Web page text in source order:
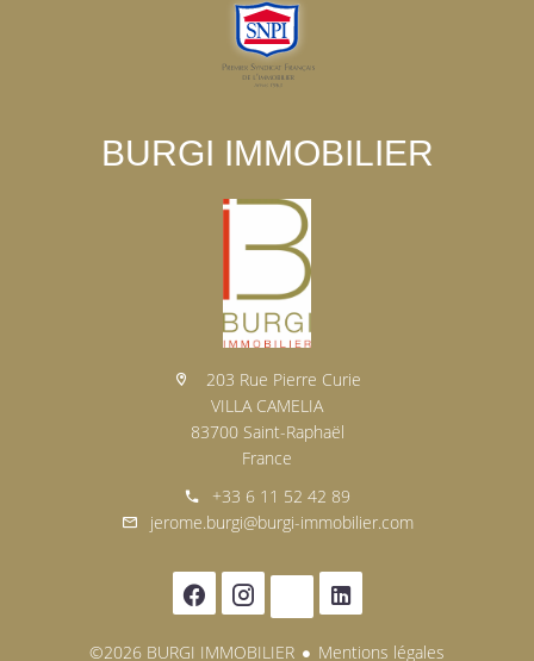
BURGI IMMOBILIER
203 Rue Pierre Curie
VILLA CAMELIA
83700 Saint-Raphaël
France
+33 6 11 52 42 89
jerome.burgi@burgi-immobilier.com
©2026 BURGI IMMOBILIER Mentions légales